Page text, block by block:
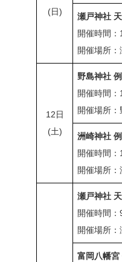
(日)
瀬戸神社
開催時間：
開催場所：
12日
(土)
野島神社
開催時間
開催場所：
洲崎神社
開催時間
開催場所：
瀬戸神社
開催時間：
開催場所：
富岡八幡宮